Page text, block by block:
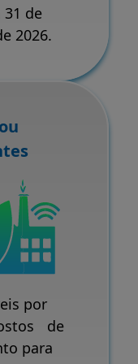
de
2026.
por
de
para